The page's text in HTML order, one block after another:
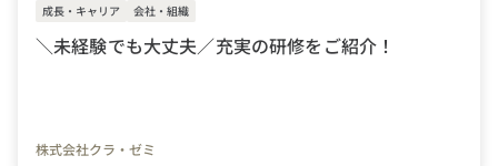
成長・キャリア 会社・組織
＼未経験でも大丈夫／充実の研修をご紹介！
株式会社クラ・ゼミ